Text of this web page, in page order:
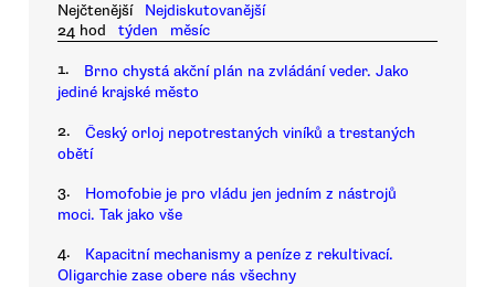
Nejčtenější
Nejdiskutovanější
24 hod
týden měsíc
1.
Brno chystá akční plán na zvládání veder. Jako
jediné krajské město
2.
Český orloj nepotrestaných viníků a trestaných
obětí
3.
Homofobie je pro vládu jen jedním z nástrojů
moci. Tak jako vše
4.
Kapacitní mechanismy a peníze z rekultivací.
Oligarchie zase obere nás všechny